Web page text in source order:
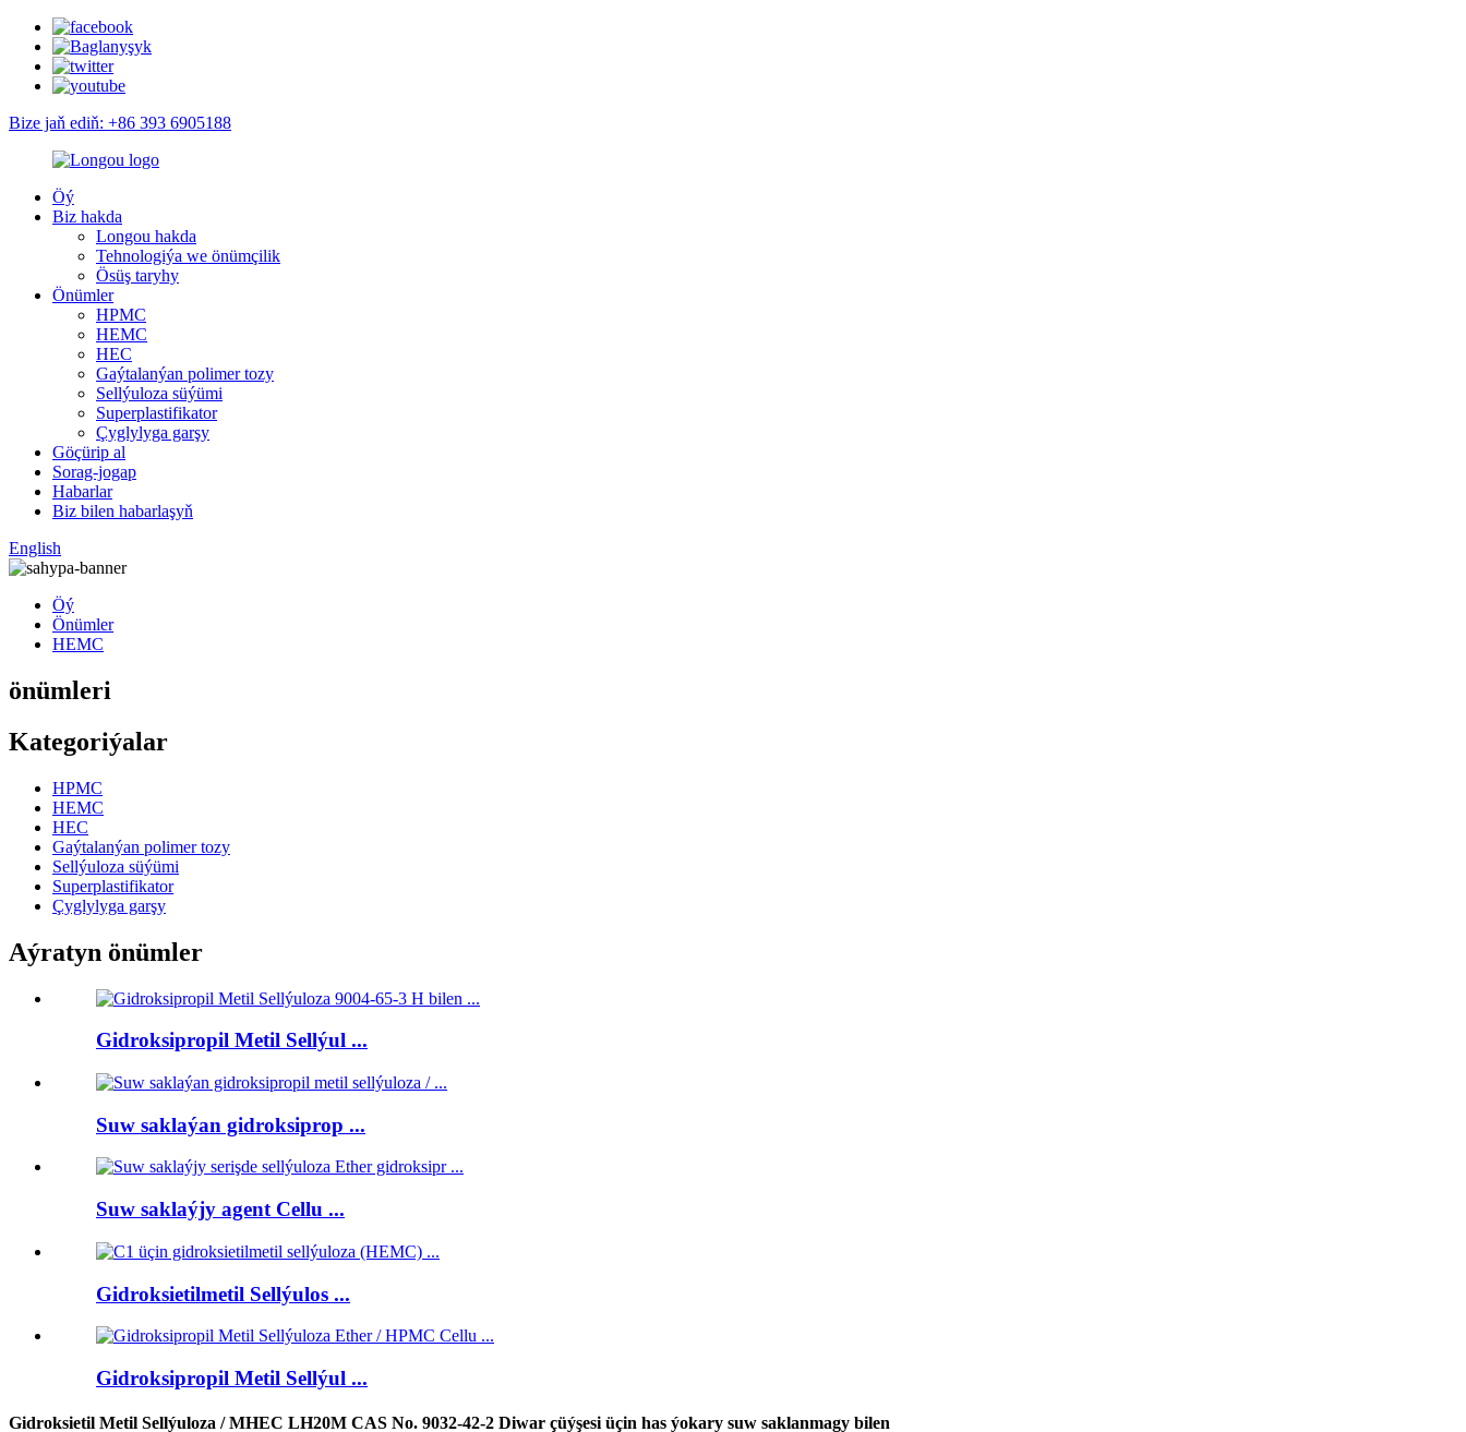
Bize jaň ediň: +86 393 6905188
Öý
Biz hakda
Longou hakda
Tehnologiýa we önümçilik
Ösüş taryhy
Önümler
HPMC
HEMC
HEC
Gaýtalanýan polimer tozy
Sellýuloza süýümi
Superplastifikator
Çyglylyga garşy
Göçürip al
Sorag-jogap
Habarlar
Biz bilen habarlaşyň
English
Öý
Önümler
HEMC
önümleri
Kategoriýalar
HPMC
HEMC
HEC
Gaýtalanýan polimer tozy
Sellýuloza süýümi
Superplastifikator
Çyglylyga garşy
Aýratyn önümler
Gidroksipropil Metil Sellýul ...
Suw saklaýan gidroksiprop ...
Suw saklaýjy agent Cellu ...
Gidroksietilmetil Sellýulos ...
Gidroksipropil Metil Sellýul ...
Gidroksietil Metil Sellýuloza / MHEC LH20M CAS No. 9032-42-2 Diwar çüýşesi üçin has ýokary suw saklanmagy bilen